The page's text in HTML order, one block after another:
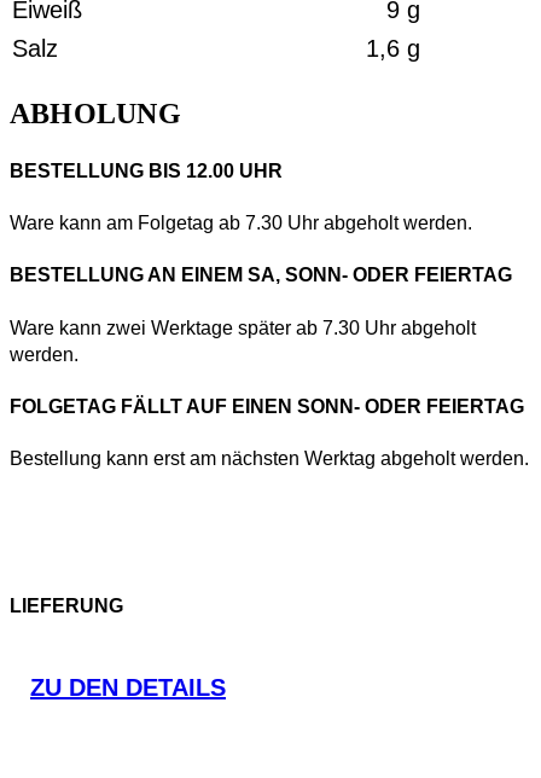
Eiweiß
9 g
Salz
1,6 g
ABHOLUNG
BESTELLUNG BIS 12.00 UHR
Ware kann am Folgetag ab 7.30 Uhr abgeholt werden.
BESTELLUNG AN EINEM SA, SONN- ODER FEIERTAG
Ware kann zwei Werktage später ab 7.30 Uhr abgeholt
werden.
FOLGETAG FÄLLT AUF EINEN SONN- ODER FEIERTAG
Bestellung kann erst am nächsten Werktag abgeholt werden.
LIEFERUNG
ZU DEN DETAILS